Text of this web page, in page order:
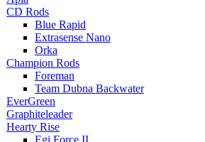
CD Rods
Blue Rapid
Extrasense Nano
Orka
Champion Rods
Foreman
Team Dubna Backwater
EverGreen
Graphiteleader
Hearty Rise
Egi Force II